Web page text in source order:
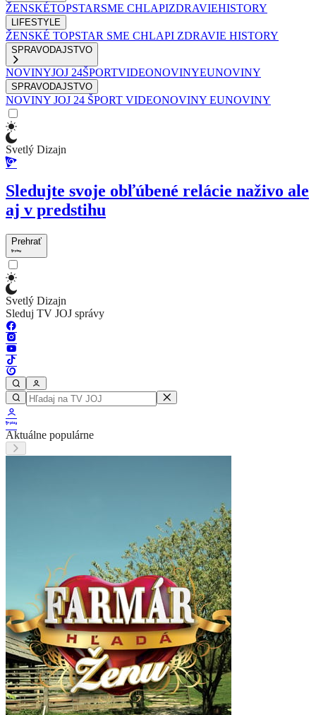
ŽENSKÉTOPSTARSME CHLAPIZDRAVIEHISTORY
LIFESTYLE
ŽENSKÉ TOPSTAR SME CHLAPI ZDRAVIE HISTORY
SPRAVODAJSTVO
NOVINYJOJ 24ŠPORTVIDEONOVINYEUNOVINY
SPRAVODAJSTVO
NOVINY JOJ 24 ŠPORT VIDEONOVINY EUNOVINY
Svetlý Dizajn
Sledujte svoje obľúbené relácie naživo ale
aj v predstihu
Prehrať
Svetlý Dizajn
Sleduj TV JOJ správy
Aktuálne populárne